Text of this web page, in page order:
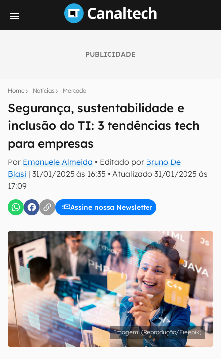
PUBLICIDADE
Home Notícias Mercado
Segurança, sustentabilidade e
inclusão do TI: 3 tendências tech
para empresas
Por Emanuele Almeida • Editado por Bruno De
Blasi | 31/01/2025 às 16:35 • Atualizado 31/01/2025 às
17:09
Assine nossa Newsletter
notícias e reviews sobre tecnologia em primeira
E-mail
inscreva-se
Uso e Política de Privacidade do Canaltech.
(Reprodução/Freepik)